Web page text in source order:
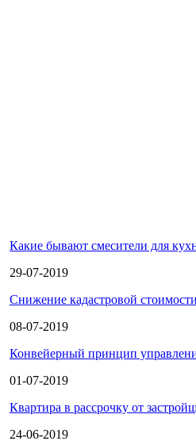
Какие бывают смесители для
29-07-2019
Снижение кадастровой
08-07-2019
Конвейерный принцип
01-07-2019
Квартира в рассрочку от
24-06-2019